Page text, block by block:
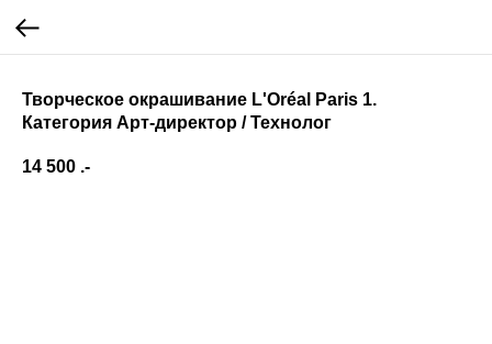
Творческое окрашивание L'Oréal Paris 1.
Категория Арт-директор / Технолог
14 500 .-